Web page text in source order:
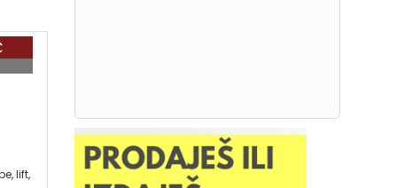
lift,